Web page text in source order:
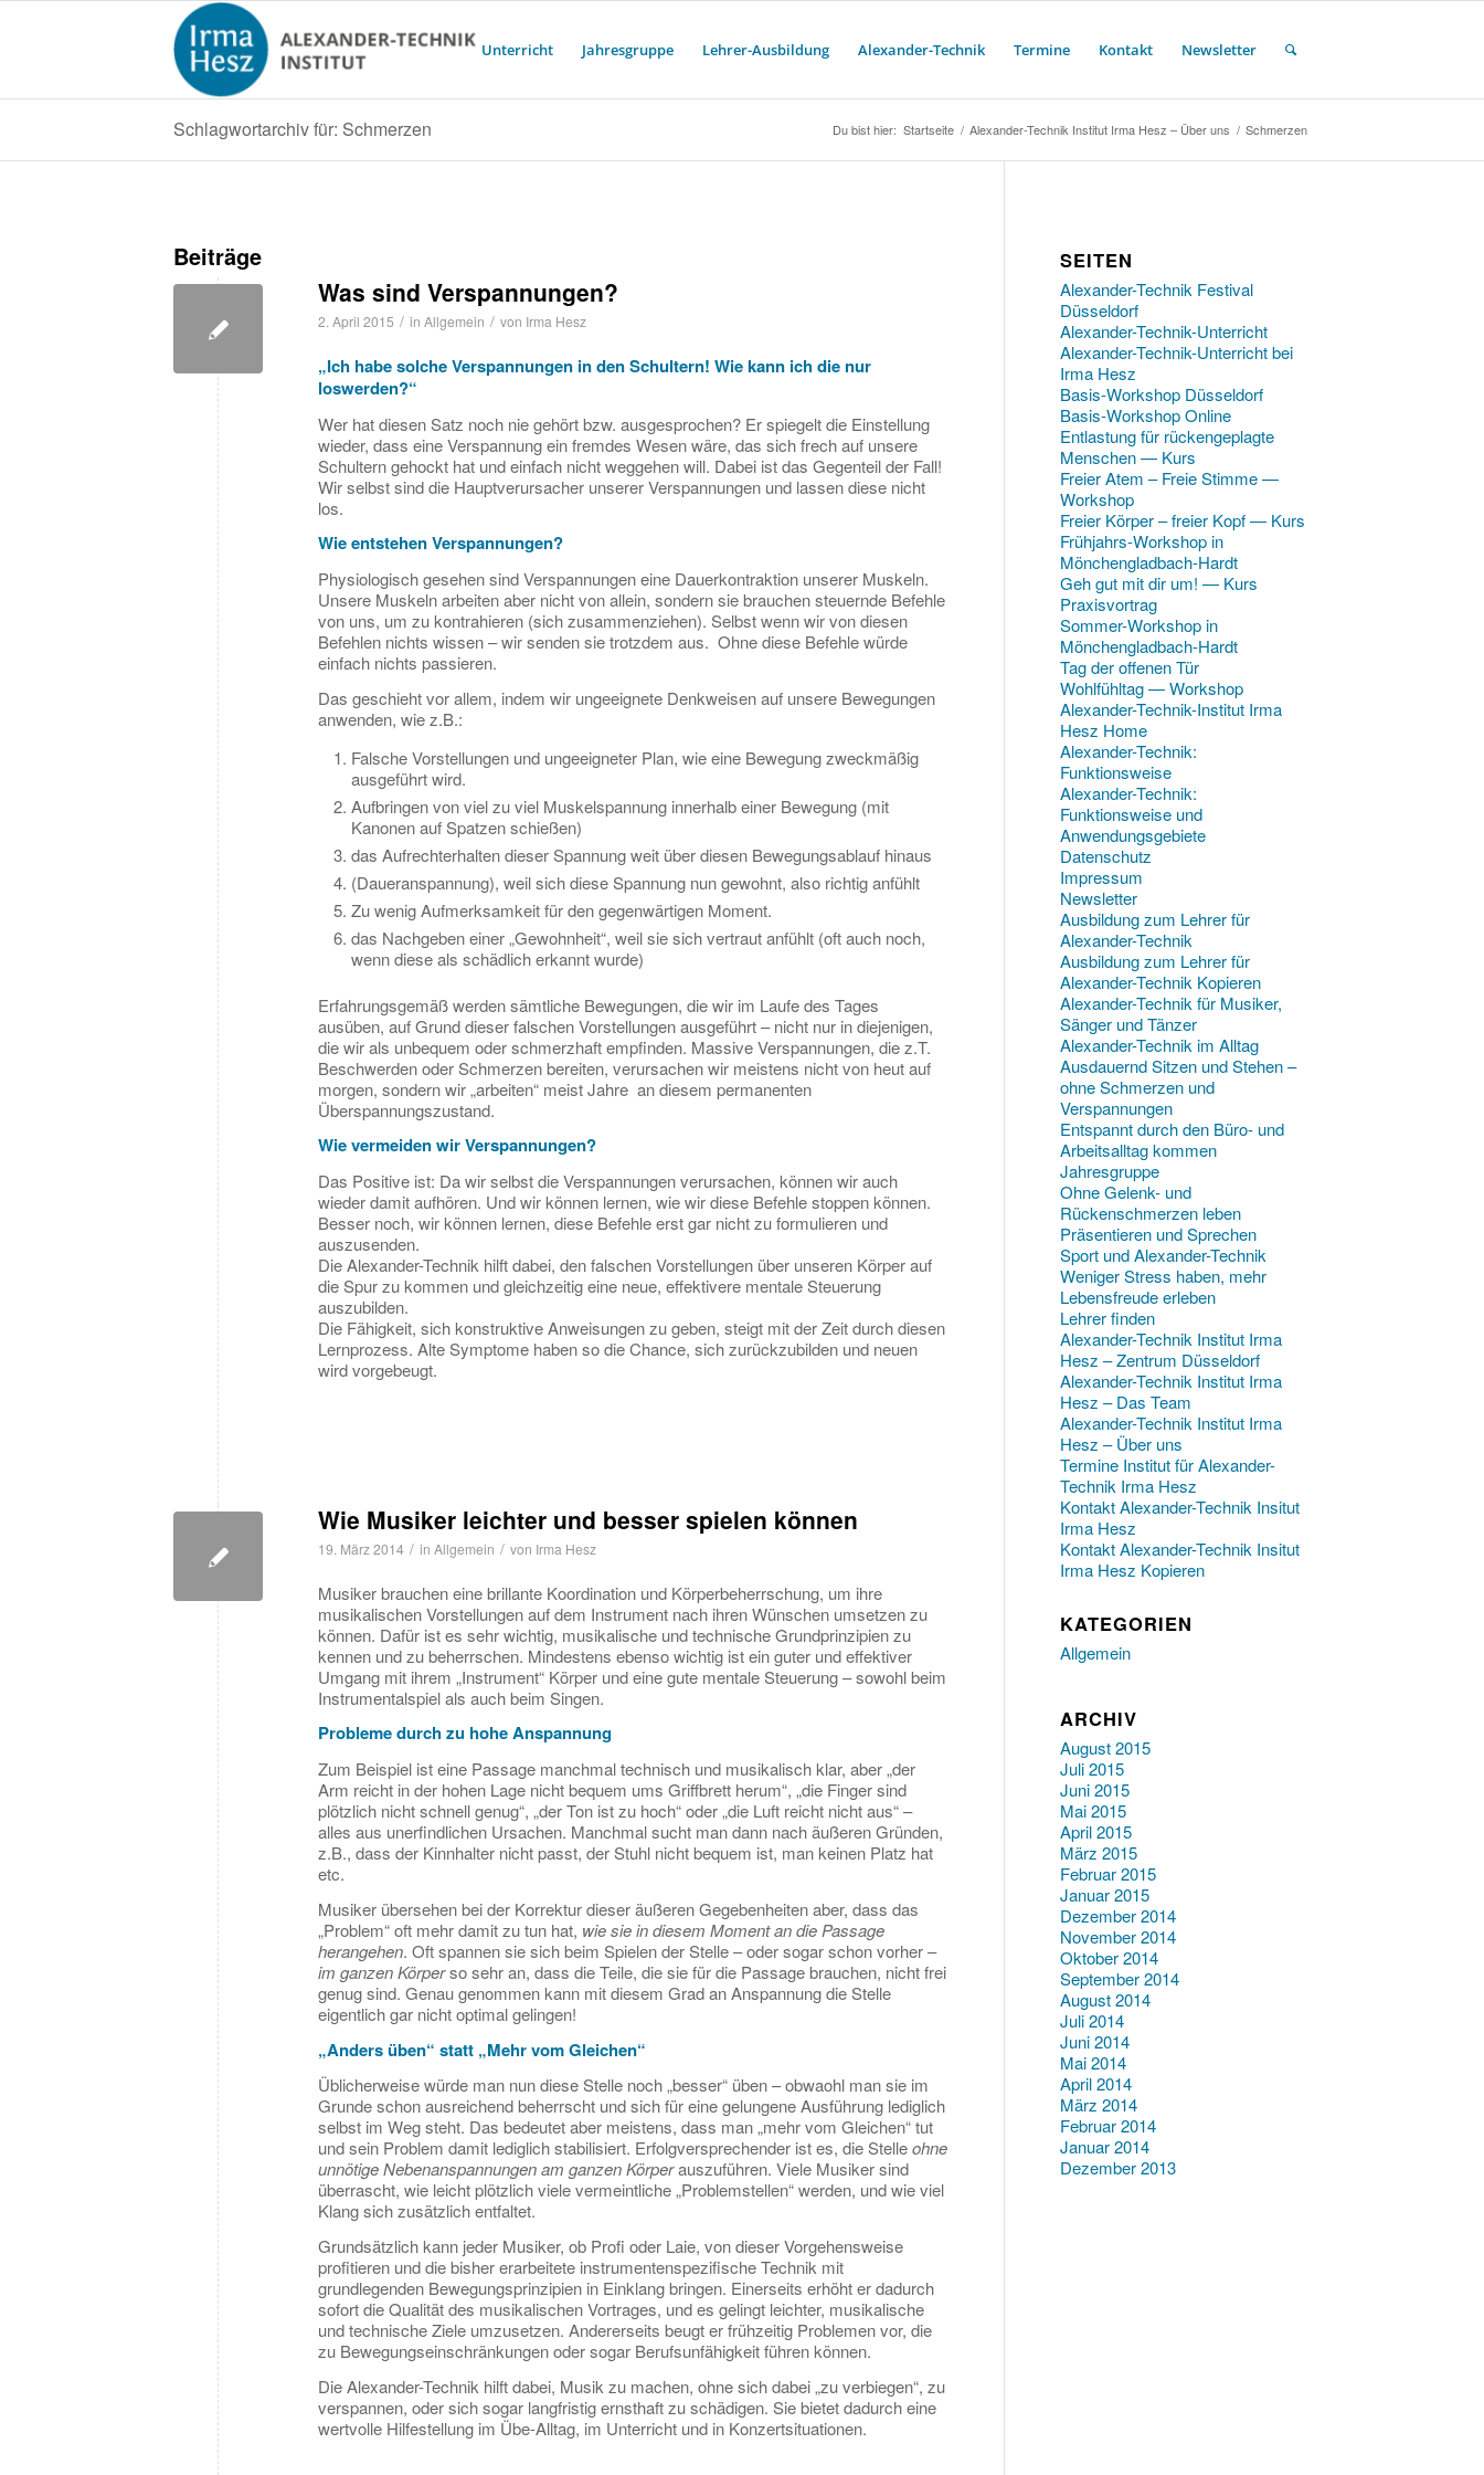
Unterricht Jahresgruppe Lehrer-Ausbildung Alexander-Technik Termine Kontakt Newsletter
Schlagwortarchiv für: Schmerzen Du bist hier: Startseite / Alexander-Technik Institut Irma Hesz – Über uns / Schmerzen
Beiträge
Was sind Verspannungen?
2. April 2015 / in Allgemein / von Irma Hesz
„Ich habe solche Verspannungen in den Schultern! Wie kann ich die nur
loswerden?“
Wer hat diesen Satz noch nie gehört bzw. ausgesprochen? Er spiegelt die Einstellung
wieder, dass eine Verspannung ein fremdes Wesen wäre, das sich frech auf unsere
Schultern gehockt hat und einfach nicht weggehen will. Dabei ist das Gegenteil der Fall!
Wir selbst sind die Hauptverursacher unserer Verspannungen und lassen diese nicht
los.
Wie entstehen Verspannungen?
Physiologisch gesehen sind Verspannungen eine Dauerkontraktion unserer Muskeln.
Unsere Muskeln arbeiten aber nicht von allein, sondern sie brauchen steuernde Befehle
von uns, um zu kontrahieren (sich zusammenziehen). Selbst wenn wir von diesen
Befehlen nichts wissen – wir senden sie trotzdem aus. Ohne diese Befehle würde
einfach nichts passieren.
Das geschieht vor allem, indem wir ungeeignete Denkweisen auf unsere Bewegungen
anwenden, wie z.B.:
Falsche Vorstellungen und ungeeigneter Plan, wie eine Bewegung zweckmäßig
ausgeführt wird.
Aufbringen von viel zu viel Muskelspannung innerhalb einer Bewegung (mit
Kanonen auf Spatzen schießen)
das Aufrechterhalten dieser Spannung weit über diesen Bewegungsablauf hinaus
(Daueranspannung), weil sich diese Spannung nun gewohnt, also richtig anfühlt
Zu wenig Aufmerksamkeit für den gegenwärtigen Moment.
das Nachgeben einer „Gewohnheit“, weil sie sich vertraut anfühlt (oft auch noch,
wenn diese als schädlich erkannt wurde)
Erfahrungsgemäß werden sämtliche Bewegungen, die wir im Laufe des Tages
ausüben, auf Grund dieser falschen Vorstellungen ausgeführt – nicht nur in diejenigen,
die wir als unbequem oder schmerzhaft empfinden. Massive Verspannungen, die z.T.
Beschwerden oder Schmerzen bereiten, verursachen wir meistens nicht von heut auf
morgen, sondern wir „arbeiten“ meist Jahre an diesem permanenten
Überspannungszustand.
Wie vermeiden wir Verspannungen?
Das Positive ist: Da wir selbst die Verspannungen verursachen, können wir auch
wieder damit aufhören. Und wir können lernen, wie wir diese Befehle stoppen können.
Besser noch, wir können lernen, diese Befehle erst gar nicht zu formulieren und
auszusenden.
Die Alexander-Technik hilft dabei, den falschen Vorstellungen über unseren Körper auf
die Spur zu kommen und gleichzeitig eine neue, effektivere mentale Steuerung
auszubilden.
Die Fähigkeit, sich konstruktive Anweisungen zu geben, steigt mit der Zeit durch diesen
Lernprozess. Alte Symptome haben so die Chance, sich zurückzubilden und neuen
wird vorgebeugt.
Wie Musiker leichter und besser spielen können
19. März 2014 / in Allgemein / von Irma Hesz
Musiker brauchen eine brillante Koordination und Körperbeherrschung, um ihre
musikalischen Vorstellungen auf dem Instrument nach ihren Wünschen umsetzen zu
können. Dafür ist es sehr wichtig, musikalische und technische Grundprinzipien zu
kennen und zu beherrschen. Mindestens ebenso wichtig ist ein guter und effektiver
Umgang mit ihrem „Instrument“ Körper und eine gute mentale Steuerung – sowohl beim
Instrumentalspiel als auch beim Singen.
Probleme durch zu hohe Anspannung
Zum Beispiel ist eine Passage manchmal technisch und musikalisch klar, aber „der
Arm reicht in der hohen Lage nicht bequem ums Griffbrett herum“, „die Finger sind
plötzlich nicht schnell genug“, „der Ton ist zu hoch“ oder „die Luft reicht nicht aus“ –
alles aus unerfindlichen Ursachen. Manchmal sucht man dann nach äußeren Gründen,
z.B., dass der Kinnhalter nicht passt, der Stuhl nicht bequem ist, man keinen Platz hat
etc.
Musiker übersehen bei der Korrektur dieser äußeren Gegebenheiten aber, dass das
„Problem“ oft mehr damit zu tun hat, wie sie in diesem Moment an die Passage
herangehen. Oft spannen sie sich beim Spielen der Stelle – oder sogar schon vorher –
im ganzen Körperso sehr an, dass die Teile, die sie für die Passage brauchen, nicht frei
genug sind. Genau genommen kann mit diesem Grad an Anspannung die Stelle
eigentlich gar nicht optimal gelingen!
„Anders üben“ statt „Mehr vom Gleichen“
Üblicherweise würde man nun diese Stelle noch „besser“ üben – obwaohl man sie im
Grunde schon ausreichend beherrscht und sich für eine gelungene Ausführung lediglich
selbst im Weg steht. Das bedeutet aber meistens, dass man „mehr vom Gleichen“ tut
und sein Problem damit lediglich stabilisiert. Erfolgversprechender ist es, die Stelleohne
unnötige Nebenanspannungenam ganzen Körperauszuführen. Viele Musiker sind
überrascht, wie leicht plötzlich viele vermeintliche „Problemstellen“ werden, und wie viel
Klang sich zusätzlich entfaltet.
Grundsätzlich kann jeder Musiker, ob Profi oder Laie, von dieser Vorgehensweise
profitieren und die bisher erarbeitete instrumentenspezifische Technik mit
grundlegenden Bewegungsprinzipien in Einklang bringen. Einerseits erhöht er dadurch
sofort die Qualität des musikalischen Vortrages, und es gelingt leichter, musikalische
und technische Ziele umzusetzen. Andererseits beugt er frühzeitig Problemen vor, die
zu Bewegungseinschränkungen oder sogar Berufsunfähigkeit führen können.
Die Alexander-Technik hilft dabei, Musik zu machen, ohne sich dabei „zu verbiegen“, zu
verspannen, oder sich sogar langfristig ernsthaft zu schädigen. Sie bietet dadurch eine
wertvolle Hilfestellung im Übe-Alltag, im Unterricht und in Konzertsituationen.
SEITEN
Alexander-Technik Festival
Düsseldorf
Alexander-Technik-Unterricht
Alexander-Technik-Unterricht bei
Irma Hesz
Basis-Workshop Düsseldorf
Basis-Workshop Online
Entlastung für rückengeplagte
Menschen — Kurs
Freier Atem – Freie Stimme —
Workshop
Freier Körper – freier Kopf — Kurs
Frühjahrs-Workshop in
Mönchengladbach-Hardt
Geh gut mit dir um! — Kurs
Praxisvortrag
Sommer-Workshop in
Mönchengladbach-Hardt
Tag der offenen Tür
Wohlfühltag — Workshop
Alexander-Technik-Institut Irma
Hesz Home
Alexander-Technik:
Funktionsweise
Alexander-Technik:
Funktionsweise und
Anwendungsgebiete
Datenschutz
Impressum
Newsletter
Ausbildung zum Lehrer für
Alexander-Technik
Ausbildung zum Lehrer für
Alexander-Technik Kopieren
Alexander-Technik für Musiker,
Sänger und Tänzer
Alexander-Technik im Alltag
Ausdauernd Sitzen und Stehen –
ohne Schmerzen und
Verspannungen
Entspannt durch den Büro- und
Arbeitsalltag kommen
Jahresgruppe
Ohne Gelenk- und
Rückenschmerzen leben
Präsentieren und Sprechen
Sport und Alexander-Technik
Weniger Stress haben, mehr
Lebensfreude erleben
Lehrer finden
Alexander-Technik Institut Irma
Hesz – Zentrum Düsseldorf
Alexander-Technik Institut Irma
Hesz – Das Team
Alexander-Technik Institut Irma
Hesz – Über uns
Termine Institut für Alexander-
Technik Irma Hesz
Kontakt Alexander-Technik Insitut
Irma Hesz
Kontakt Alexander-Technik Insitut
Irma Hesz Kopieren
KATEGORIEN
Allgemein
ARCHIV
August 2015
Juli 2015
Juni 2015
Mai 2015
April 2015
März 2015
Februar 2015
Januar 2015
Dezember 2014
November 2014
Oktober 2014
September 2014
August 2014
Juli 2014
Juni 2014
Mai 2014
April 2014
März 2014
Februar 2014
Januar 2014
Dezember 2013